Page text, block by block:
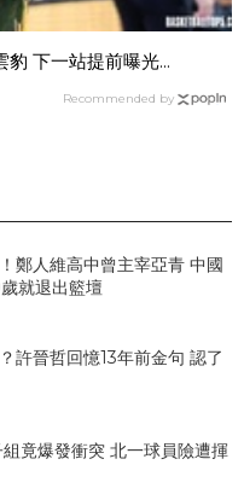
下一站提前曝光...
Recommended by
鄭人維高中曾主宰亞青 中國
就退出籃壇
許晉哲回憶13年前金句 認了
竟爆發衝突 北一球員險遭揮